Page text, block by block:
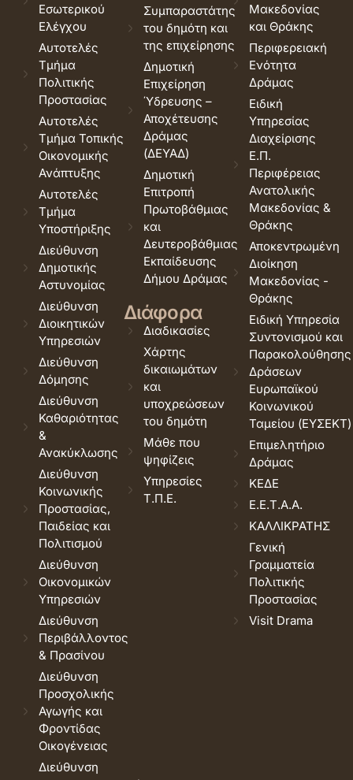
Εσωτερικού
Ελέγχου
Αυτοτελές
Τμήμα
Πολιτικής
Προστασίας
Αυτοτελές
Τμήμα Τοπικής
Οικονομικής
Ανάπτυξης
Αυτοτελές
Τμήμα
Υποστήριξης
Διεύθυνση
Δημοτικής
Αστυνομίας
Διεύθυνση
Διοικητικών
Υπηρεσιών
Διεύθυνση
Δόμησης
Διεύθυνση
Καθαριότητας
&
Ανακύκλωσης
Διεύθυνση
Κοινωνικής
Προστασίας,
Παιδείας και
Πολιτισμού
Διεύθυνση
Οικονομικών
Υπηρεσιών
Διεύθυνση
Περιβάλλοντος
& Πρασίνου
Διεύθυνση
Προσχολικής
Αγωγής και
Φροντίδας
Οικογένειας
Διεύθυνση
Συμπαραστάτης
του δημότη και
της επιχείρησης
Δημοτική
Επιχείρηση
Ύδρευσης –
Αποχέτευσης
Δράμας
(ΔΕΥΑΔ)
Δημοτική
Επιτροπή
Πρωτοβάθμιας
και
Δευτεροβάθμιας
Εκπαίδευσης
Δήμου Δράμας
Διάφορα
Διαδικασίες
Χάρτης
δικαιωμάτων
και
υποχρεώσεων
του δημότη
Μάθε που
ψηφίζεις
Υπηρεσίες
Τ.Π.Ε.
Μακεδονίας
και Θράκης
Περιφερειακή
Ενότητα
Δράμας
Ειδική
Υπηρεσίας
Διαχείρισης
Ε.Π.
Περιφέρειας
Ανατολικής
Μακεδονίας &
Θράκης
Αποκεντρωμένη
Διοίκηση
Μακεδονίας -
Θράκης
Ειδική Υπηρεσία
Συντονισμού και
Παρακολούθησης
Δράσεων
Ευρωπαϊκού
Κοινωνικού
Ταμείου (ΕΥΣΕΚΤ)
Επιμελητήριο
Δράμας
ΚΕΔΕ
Ε.Ε.Τ.Α.Α.
ΚΑΛΛΙΚΡΑΤΗΣ
Γενική
Γραμματεία
Πολιτικής
Προστασίας
Visit Drama